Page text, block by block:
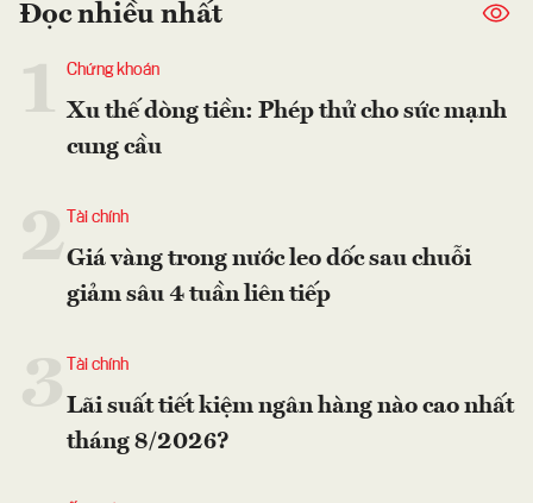
Đọc nhiều nhất
Chứng khoán
Xu thế dòng tiền: Phép thử cho sức mạnh
cung cầu
2 Tài chính
Giá vàng trong nước leo dốc sau chuỗi
giảm sâu 4 tuần liên tiếp
Tài chính
Lãi suất tiết kiệm ngân hàng nào cao nhất
tháng 8/2026?